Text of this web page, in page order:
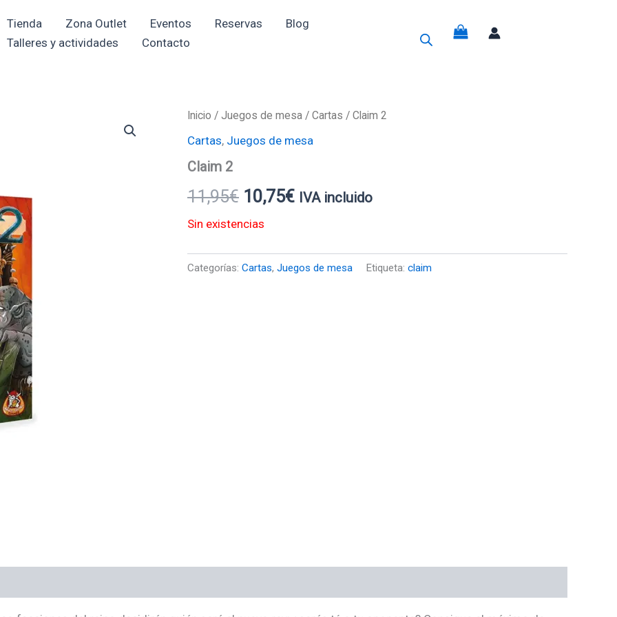
Tienda Zona Outlet Eventos Reservas
Blog
Talleres y actividades
Contacto
Inicio / Juegos de mesa / Cartas / Claim 2
Cartas, Juegos de mesa
Claim 2
11,95€
El
precio
era:
10,75€
El
precio
es:
IVA incluido
Sin existencias
Categorías: Cartas, Juegos de mesa Etiqueta: claim